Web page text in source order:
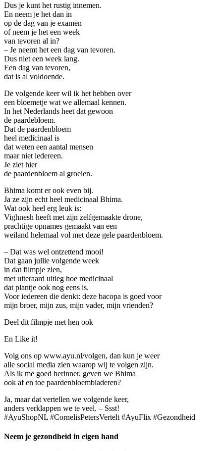
Dus je kunt het rustig innemen.
En neem je het dan in
op de dag van je examen
of neem je het een week
van tevoren al in?
– Je neemt het een dag van tevoren.
Dus niet een week lang.
Een dag van tevoren,
dat is al voldoende.
De volgende keer wil ik het hebben over
een bloemetje wat we allemaal kennen.
In het Nederlands heet dat gewoon
de paardebloem.
Dat de paardenbloem
heel medicinaal is
dat weten een aantal mensen
maar niet iedereen.
Je ziet hier
de paardenbloem al groeien.
Bhima komt er ook even bij.
Ja ze zijn echt heel medicinaal Bhima.
Wat ook heel erg leuk is:
Vighnesh heeft met zijn zelfgemaakte drone,
prachtige opnames gemaakt van een
weiland helemaal vol met deze gele paardenbloem.
– Dat was wel ontzettend mooi!
Dat gaan jullie volgende week
in dat filmpje zien,
met uiteraard uitleg hoe medicinaal
dat plantje ook nog eens is.
Voor iedereen die denkt: deze bacopa is goed voor
mijn broer, mijn zus, mijn vader, mijn vrienden?
Deel dit filmpje met hen ook
En Like it!
Volg ons op www.ayu.nl/volgen, dan kun je weer
alle social media zien waarop wij te volgen zijn.
Als ik me goed herinner, geven we Bhima
ook af en toe paardenbloembladeren?
Ja, maar dat vertellen we volgende keer,
anders verklappen we te veel. – Ssst!
#AyuShopNL #CornelisPetersVertelt #AyuFlix #Gezondheid
Neem je gezondheid in eigen hand